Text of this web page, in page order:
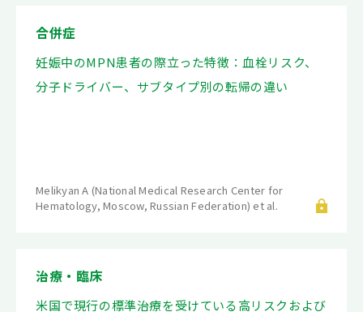
合併症
妊娠中のMPN患者の際立った特徴：血栓リスク、
分子ドライバー、サブタイプ別の転帰の違い
Melikyan A (National Medical Research Center for
Hematology, Moscow, Russian Federation) et al.
治療・臨床
米国で現行の標準治療を受けている高リスクおよび